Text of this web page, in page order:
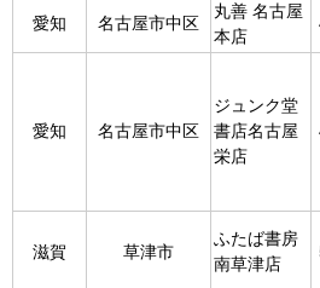
愛知 名古屋市中区
丸善 名古屋
本店
愛知 名古屋市中区
ジュンク堂
書店名古屋
栄店
滋賀 草津市
ふたば書房
南草津店